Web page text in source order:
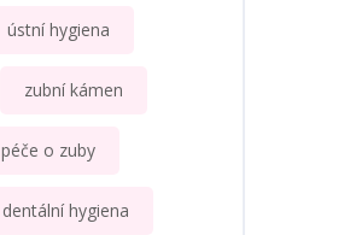
ústní hygiena
zubní kámen
péče o zuby
dentální hygiena